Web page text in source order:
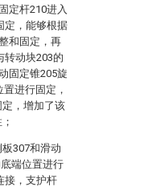
定杆210进入
定，能够根据
和固定，再
转动块203的
固定锥205旋
进行固定，
，增加了该
307和滑动
端位置进行
接，支护杆